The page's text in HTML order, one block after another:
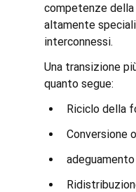
competenze
altamente
interconnessi.
Una transizione
quanto segue:
Riciclo della
Conversione